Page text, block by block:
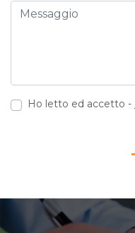
Messaggio
Ho letto ed accetto -